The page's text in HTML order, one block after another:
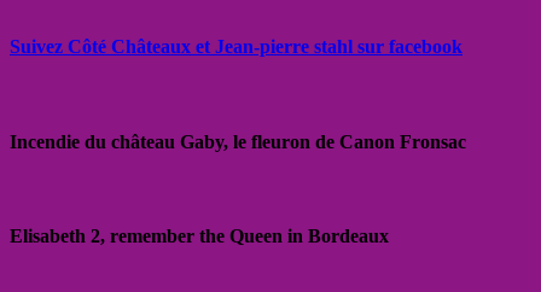
Suivez Côté Châteaux et Jean-pierre stahl sur facebook
Incendie du château Gaby, le fleuron de Canon Fronsac
Elisabeth 2, remember the Queen in Bordeaux